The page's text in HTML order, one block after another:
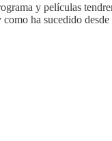
y películas
ha sucedido